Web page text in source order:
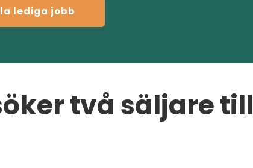
lediga jobb
två säljare till